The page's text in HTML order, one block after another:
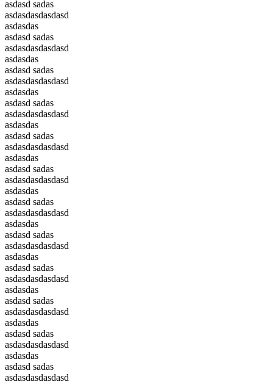
asdasd sadas
asdasdasdasdasd
asdasdas
asdasd sadas
asdasdasdasdasd
asdasdas
asdasd sadas
asdasdasdasdasd
asdasdas
asdasd sadas
asdasdasdasdasd
asdasdas
asdasd sadas
asdasdasdasdasd
asdasdas
asdasd sadas
asdasdasdasdasd
asdasdas
asdasd sadas
asdasdasdasdasd
asdasdas
asdasd sadas
asdasdasdasdasd
asdasdas
asdasd sadas
asdasdasdasdasd
asdasdas
asdasd sadas
asdasdasdasdasd
asdasdas
asdasd sadas
asdasdasdasdasd
asdasdas
asdasd sadas
asdasdasdasdasd